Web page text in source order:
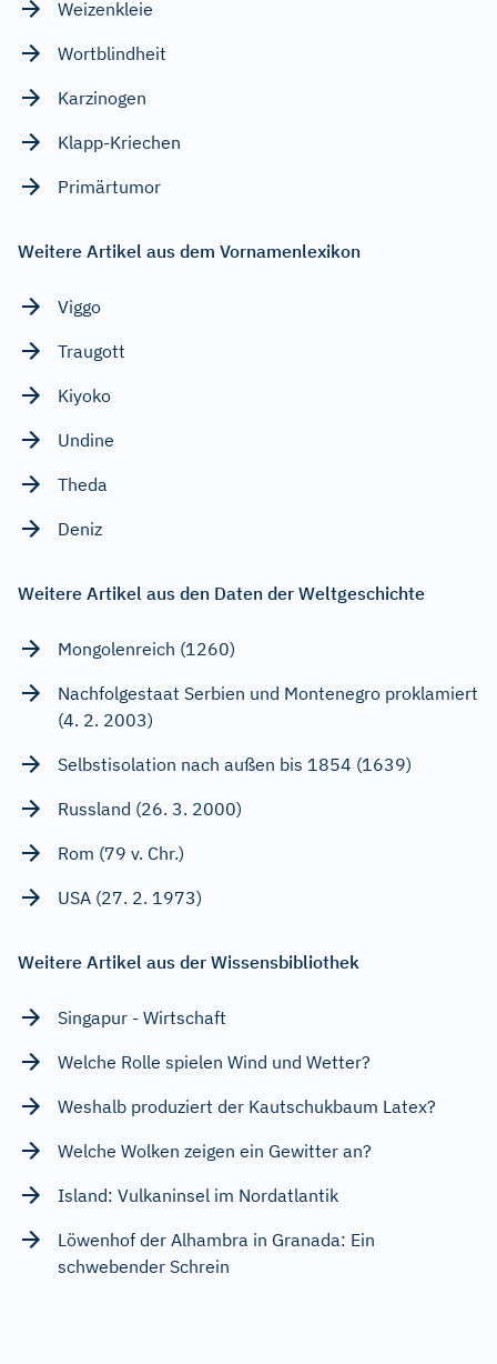
Weizenkleie
Wortblindheit
Karzinogen
Klapp-Kriechen
Primärtumor
Weitere Artikel aus dem Vornamenlexikon
Viggo
Traugott
Kiyoko
Undine
Theda
Deniz
Weitere Artikel aus den Daten der Weltgeschichte
Mongolenreich (1260)
Nachfolgestaat Serbien und Montenegro proklamiert
(4. 2. 2003)
Selbstisolation nach außen bis 1854 (1639)
Russland (26. 3. 2000)
Rom (79 v. Chr.)
USA (27. 2. 1973)
Weitere Artikel aus der Wissensbibliothek
Singapur - Wirtschaft
Welche Rolle spielen Wind und Wetter?
Weshalb produziert der Kautschukbaum Latex?
Welche Wolken zeigen ein Gewitter an?
Island: Vulkaninsel im Nordatlantik
Löwenhof der Alhambra in Granada: Ein
schwebender Schrein